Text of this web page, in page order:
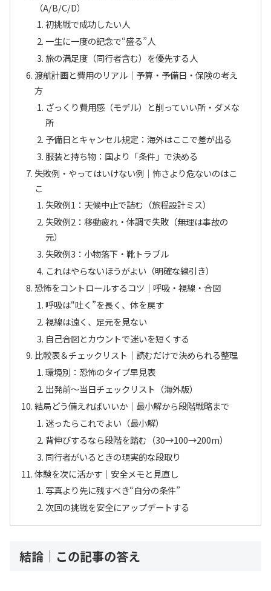
（A/B/C/D）
初挑戦で成功したい人
一生に一度の記念で“盛る”人
旅の満足度（同行者含む）を優先する人
渡航計画と費用のリアル｜予算・予備日・保険の考え
方
ざっくり費用感（モデル）と削っていい所・ダメな
所
予備日とキャンセル規定：海外はここで差が出る
服装と持ち物：国より「条件」で決める
失敗例・やってはいけない例｜怖さより危ないのはこ
こ
失敗例1：天候中止で詰む（旅程設計ミス）
失敗例2：移動疲れ・体調で失敗（無理は事故の
元）
失敗例3：小物落下・靴トラブル
これはやらないほうがよい（明確な線引き）
恐怖をコントロールするコツ｜呼吸・視線・合図
呼吸は“吐く”を長く、体を戻す
視線は遠く、足元を見ない
自己合図とカウントで迷いを短くする
比較表＆チェックリスト｜読むだけで決められる整理
環境別：恐怖のタイプ早見表
出発前〜当日チェックリスト（海外版）
結局どう備えればいいか｜最小解から段階戦略まで
迷ったらこれでよい（最小解）
背伸びするなら段階を踏む（30→100→200m）
同行者がいるときの現実的な段取り
体験を次に活かす｜安全メモと見直し
写真より先に残すべき“自分の条件”
次回の挑戦を安全にアップデートする
結論｜この記事の答え